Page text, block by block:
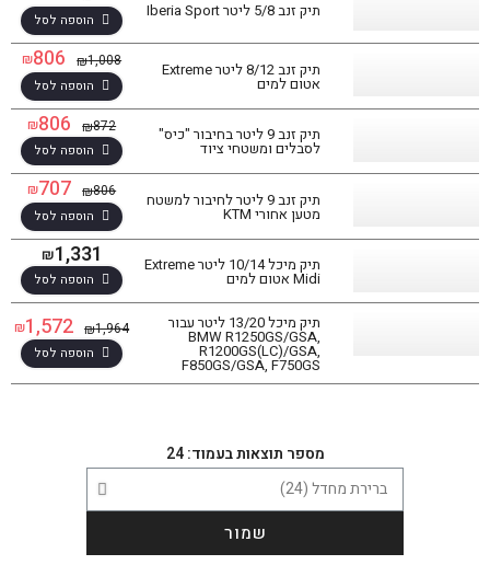
תיק זנב 5/8 ליטר Iberia Sport הוספה לסל
תיק זנב 8/12 ליטר Extreme
אטום למים
₪1,008
₪806
הוספה לסל
תיק זנב 9 ליטר בחיבור "כיס"
לסבלים ומשטחי ציוד
₪872
₪806
הוספה לסל
תיק זנב 9 ליטר לחיבור למשטח
מטען אחורי KTM
₪806
₪707
הוספה לסל
תיק מיכל 10/14 ליטר Extreme
Midi אטום למים
₪1,331
הוספה לסל
תיק מיכל 13/20 ליטר עבור
BMW R1250GS/GSA,
R1200GS(LC)/GSA,
F850GS/GSA, F750GS
₪1,964
₪1,572
הוספה לסל
מספר תוצאות בעמוד: 24
שמור
סינון תוצאות